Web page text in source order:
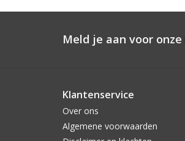
Meld je aan voor
Klantenservice
Over ons
Algemene voorwaarden